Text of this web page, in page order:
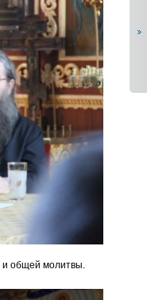
и общей молитвы.